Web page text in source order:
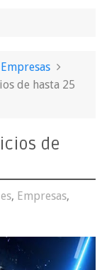
Empresas
de hasta 25
de
, Empresas,